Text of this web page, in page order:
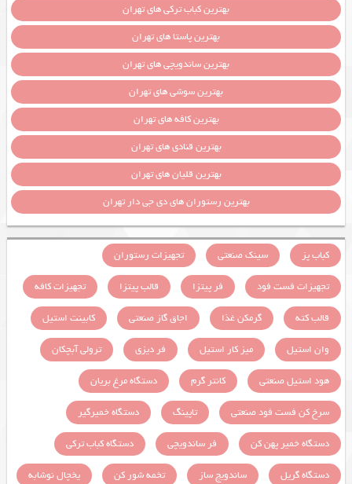
بهترین کباب ترکی های تهران
بهترین پاستا های تهران
بهترین ساندویچی های تهران
بهترین سوشی های تهران
بهترین کافه های تهران
بهترین قنادی های تهران
بهترین قلیان های تهران
بهترین رستوران های دی جی دار تهران
کباب پز سینک صنعتی
تجهیزات رستوران
تجهیزات فست فود
فر پیتزا قالب پیتزا
تجهیزات کافه
قالب کته
گرمکن غذا اجاق گاز صنعتی
کابینت استیل
وان استیل
میز کار استیل فر دیزی
ترولی آبچکان
هود استیل صنعتی
کانتر گرم
دستگاه مرغ بریان
سرخ کن فست فود صنعتی
تاپینگ
دستگاه خمیرگیر
دستگاه خمیر پهن کن
فر ساندویچی
دستگاه کباب ترکی
دستگاه گریل
ساندویچ ساز تخمه شور کن
یخچال نوشابه